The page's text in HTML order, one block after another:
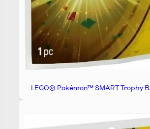
LEGO® Pokémon™ SMART Trophy